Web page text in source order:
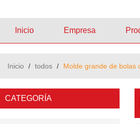
Inicio Empresa
Inicio / todos / Molde grande de bolas
CATEGORÍA